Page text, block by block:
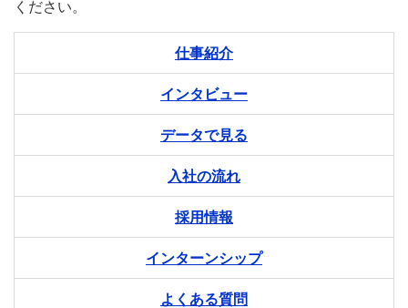
ください。
仕事紹介
インタビュー
データで見る
入社の流れ
採用情報
インターンシップ
よくある質問